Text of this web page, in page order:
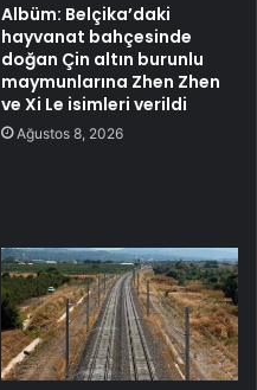
Albüm: Belçika’daki
hayvanat bahçesinde
doğan Çin altın burunlu
maymunlarına Zhen Zhen
ve Xi Le isimleri verildi
Ağustos 8, 2026